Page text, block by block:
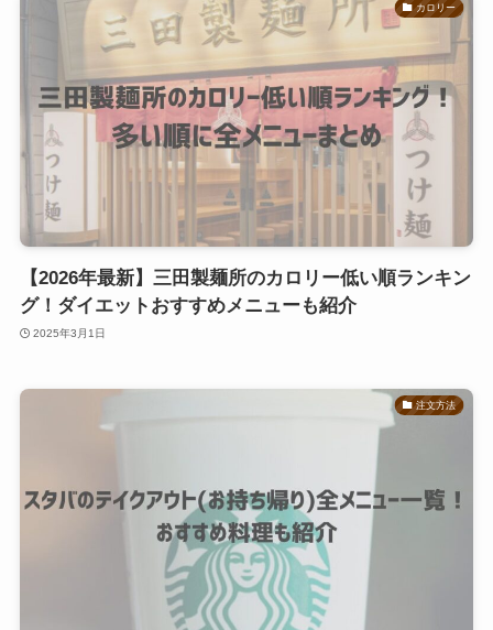
カロリー
【2026年最新】三田製麺所のカロリー低い順ランキン
グ！ダイエットおすすめメニューも紹介
2025年3月1日
注文方法